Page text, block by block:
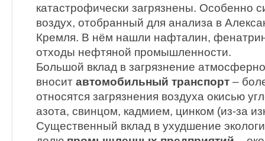
катастрофически загрязнены. Особенно
воздух, отобранный для анализа в
Кремля. В нём нашли нафталин,
отходы нефтяной промышленности.
Большой вклад в загрязнение
вносит автомобильный транспорт –
относятся загрязнения воздуха окисью
азота, свинцом, кадмием, цинком (из-за
Существенный вклад в ухудшение